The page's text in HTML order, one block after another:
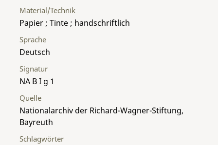
Material/Technik
Papier ; Tinte ; handschriftlich
Sprache
Deutsch
Signatur
NA B I g 1
Quelle
Nationalarchiv der Richard-Wagner-Stiftung,
Bayreuth
Schlagwörter